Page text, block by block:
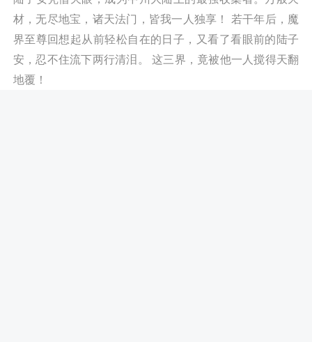
材，无尽地宝，诸天法门，皆我一人独享！ 若干年后，魔
界至尊回想起从前轻松自在的日子，又看了看眼前的陆子
安，忍不住流下两行清泪。 这三界，竟被他一人搅得天翻
地覆！